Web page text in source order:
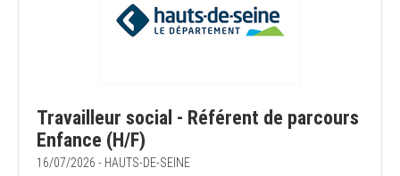
Travailleur social - Référent de parcours
Enfance (H/F)
16/07/2026 - HAUTS-DE-SEINE